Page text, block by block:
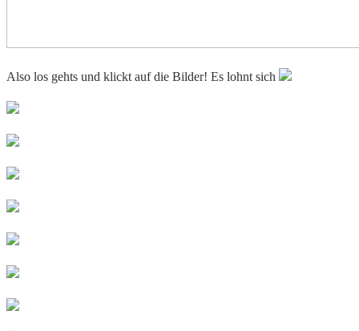
Also los gehts und klickt auf die Bilder! Es lohnt sich